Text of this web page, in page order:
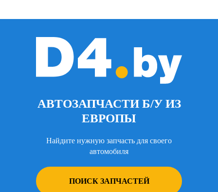
АВТОЗАПЧАСТИ Б/У ИЗ
ЕВРОПЫ
Найдите нужную запчасть для своего
автомобиля
ПОИСК ЗАПЧАСТЕЙ